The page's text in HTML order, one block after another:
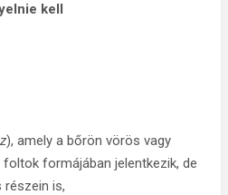
kell
), amely a bőrön vörös vagy
formájában jelentkezik, de
is,